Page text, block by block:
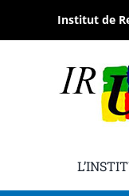
contenu
Institut de